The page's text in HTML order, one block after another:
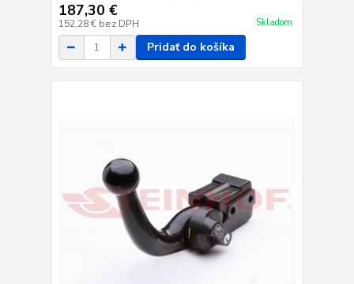
187,30 €
152,28 € bez DPH Skladom
Pridať do košíka